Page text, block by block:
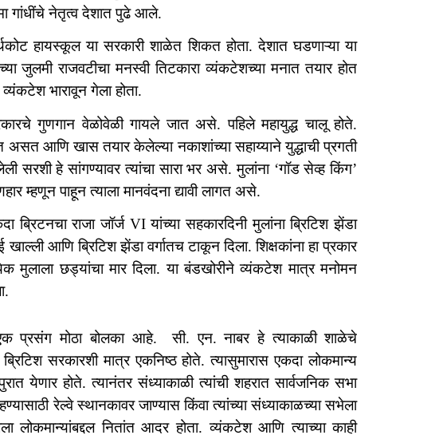
गांधींचे नेतृत्व देशात पुढे आले.
हायस्कूल या सरकारी शाळेत शिकत होता. देशात घडणाऱ्या या
जुलमी राजवटीचा मनस्वी तिटकारा व्यंकटेशच्या मनात तयार होत
व्यंकटेश भारावून गेला होता.
गुणगान वेळोवेळी गायले जात असे. पहिले महायुद्ध चालू होते.
असत आणि खास तयार केलेल्या नकाशांच्या सहाय्याने युद्धाची प्रगती
सरशी हे सांगण्यावर त्यांचा सारा भर असे. मुलांना ‘गॉड सेव्ह किंग’
म्हणून पाहून त्याला मानवंदना द्यावी लागत असे.
राजा जॉर्ज VI यांच्या सहकारदिनी मुलांना ब्रिटिश झेंडा
आणि ब्रिटिश झेंडा वर्गातच टाकून दिला. शिक्षकांना हा प्रकार
मुलाला छड्यांचा मार दिला. या बंडखोरीने व्यंकटेश मात्र मनोमन
एक प्रसंग मोठा बोलका आहे. सी. एन. नाबर हे त्याकाळी शाळेचे
सरकारशी मात्र एकनिष्ठ होते. त्यासुमारास एकदा लोकमान्य
येणार होते. त्यानंतर संध्याकाळी त्यांची शहरात सार्वजनिक सभा
रेल्वे स्थानकावर जाण्यास किंवा त्यांच्या संध्याकाळच्या सभेला
नितांत आदर होता. व्यंकटेश आणि त्याच्या काही